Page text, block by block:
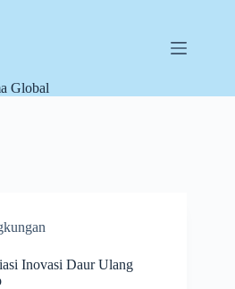
Global
Inovasi Daur Ulang